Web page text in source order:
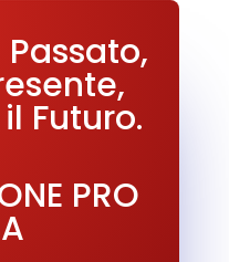
Futuro.
PRO